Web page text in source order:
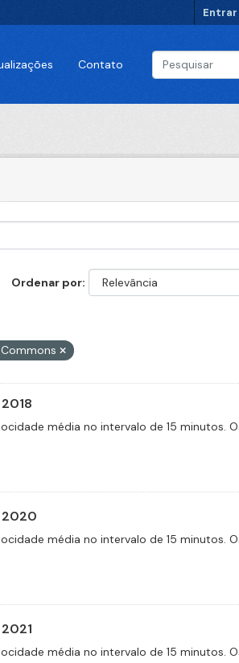
Entrar
Contato
Ordenar por
média no intervalo de 15 minutos.
2020
média no intervalo de 15 minutos.
média no intervalo de 15 minutos.